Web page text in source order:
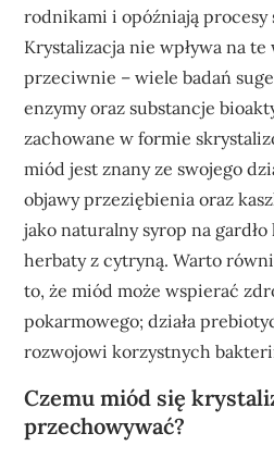
rodnikami i opóźniają procesy
Krystalizacja nie wpływa na
przeciwnie – wiele badań
enzymy oraz substancje
zachowane w formie
miód jest znany ze swojego
objawy przeziębienia oraz
jako naturalny syrop na
herbaty z cytryną. Warto
to, że miód może wspierać
pokarmowego; działa
rozwojowi korzystnych
Czemu miód się
przechowywać?